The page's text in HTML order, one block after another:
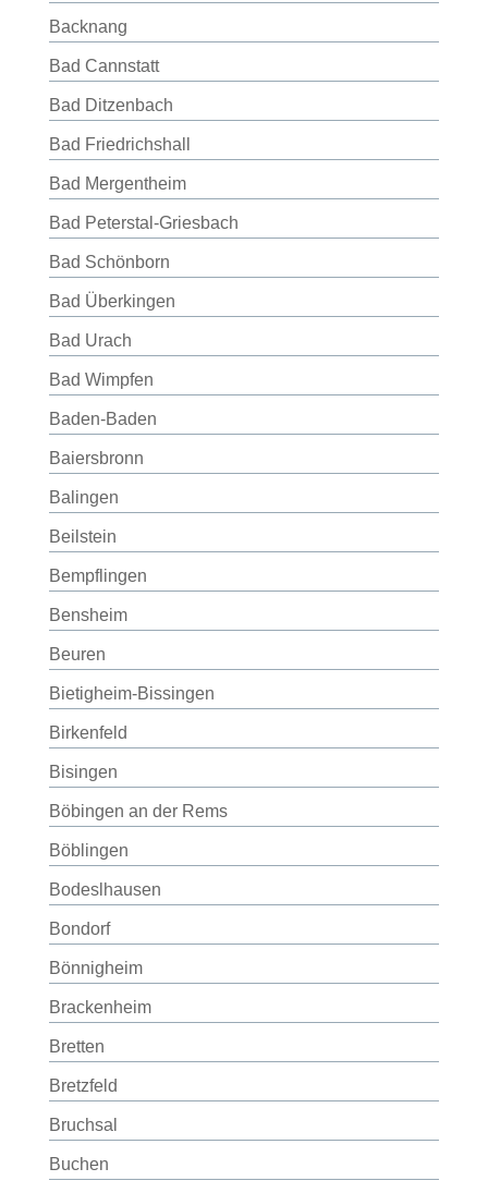
Backnang
Bad Cannstatt
Bad Ditzenbach
Bad Friedrichshall
Bad Mergentheim
Bad Peterstal-Griesbach
Bad Schönborn
Bad Überkingen
Bad Urach
Bad Wimpfen
Baden-Baden
Baiersbronn
Balingen
Beilstein
Bempflingen
Bensheim
Beuren
Bietigheim-Bissingen
Birkenfeld
Bisingen
Böbingen an der Rems
Böblingen
Bodeslhausen
Bondorf
Bönnigheim
Brackenheim
Bretten
Bretzfeld
Bruchsal
Buchen